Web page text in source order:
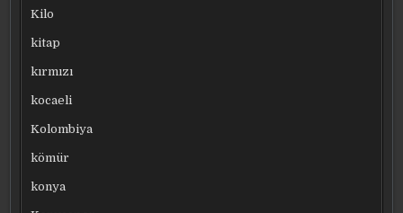
Kilo
kitap
kırmızı
kocaeli
Kolombiya
kömür
konya